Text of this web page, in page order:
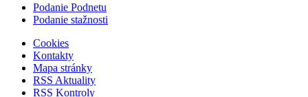
Podanie Podnetu
Podanie stažnosti
Cookies
Kontakty
Mapa stránky
RSS Aktuality
RSS Kontroly